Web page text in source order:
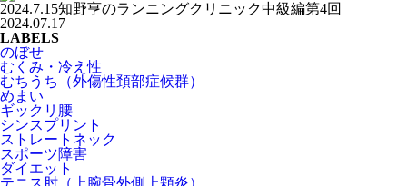
2024.7.15知野亨のランニングクリニック中級編第4回
2024.07.17
LABELS
のぼせ
むくみ・冷え性
むちうち（外傷性頚部症候群）
めまい
ギックリ腰
シンスプリント
ストレートネック
スポーツ障害
ダイエット
テニス肘（上腕骨外側上顆炎）